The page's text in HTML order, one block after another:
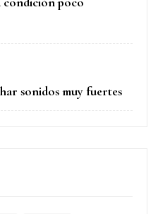
sonidos muy fuertes